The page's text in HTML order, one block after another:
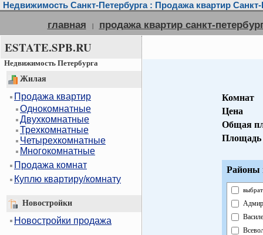
Недвижимость Санкт-Петербурга : Продажа квартир Санкт-
главная | продажа квартир санкт-
ESTATE.SPB.RU
Недвижимость Петербурга
Жилая
Продажа квартир
Однокомнатные
Двухкомнатные
Трехкомнатные
Четырехкомнатные
Многокомнатные
Продажа комнат
Куплю квартиру/комнату
Новостройки
Новостройки продажа
Комнат
Цена
Общая
Площадь
Районы